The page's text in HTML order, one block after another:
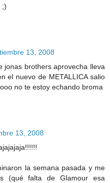
;)
13, 2008
jonas brothers aprovecha lleva
el nuevo de METALLICA salio
no te estoy echando broma
13, 2008
la semana pasada y me
(qué falta de Glamour esa